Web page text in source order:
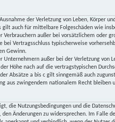
der Verletzung von Leben, Körper
gilt auch für mittelbare Folgeschäden wie
Verbrauchern außer bei vorsätzlichem oder
bei Vertragsschluss typischerweise
Gewinn.
Unternehmern außer bei der Verletzung von
Höhe nach auf die vertragstypischen
der Absätze a bis c gilt sinngemäß auch
aus zwingendem nationalem Recht bleiben
die Nutzungsbedingungen und die
den Änderungen zu widersprechen. Im Falle